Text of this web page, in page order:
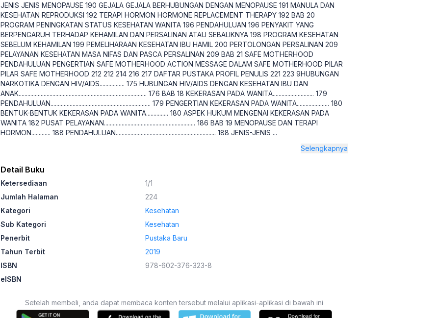
JENIS JENIS MENOPAUSE 190 GEJALA GEJALA BERHUBUNGAN DENGAN MENOPAUSE 191 MANULA DAN
KESEHATAN REPRODUKSI 192 TERAPI HORMON HORMONE REPLACEMENT THERAPY 192 BAB 20
PROGRAM PENINGKATAN STATUS KESEHATAN WANITA 196 PENDAHULUAN 196 PENYAKIT YANG
BERPENGARUH TERHADAP KEHAMILAN DAN PERSALINAN ATAU SEBALIKNYA 198 PROGRAM KESEHATAN
SEBELUM KEHAMILAN 199 PEMELIHARAAN KESEHATAN IBU HAMIL 200 PERTOLONGAN PERSALINAN 209
PELAYANAN KESEHATAN MASA NIFAS DAN PASCA PERSALINAN 209 BAB 21 SAFE MOTHERHOOD
PENDAHULUAN PENGERTIAN SAFE MOTHERHOOD ACTION MESSAGE DALAM SAFE MOTHERHOOD PILAR
PILAR SAFE MOTHERHOOD 212 212 214 216 217 DAFTAR PUSTAKA PROFIL PENULIS 221 223 9HUBUNGAN
NARKOTIKA DENGAN HIV/AIDS................. 175 HUBUNGAN HIV/AIDS DENGAN KESEHATAN IBU DAN
ANAK....................................................................................... 176 BAB 18 KEKERASAN PADA WANITA............................ 179
PENDAHULUAN.................................................................... 179 PENGERTIAN KEKERASAN PADA WANITA...................... 180
BENTUK-BENTUK KEKERASAN PADA WANITA............... 180 ASPEK HUKUM MENGENAI KEKERASAN PADA
WANITA 182 PUSAT PELAYANAN.............................................................. 186 BAB 19 MENOPAUSE DAN TERAPI
HORMON............. 188 PENDAHULUAN.................................................................... 188 JENIS-JENIS ...
Selengkapnya
Detail Buku
Ketersediaan
1/1
Jumlah Halaman
224
Kategori
Kesehatan
Sub Kategori
Kesehatan
Penerbit
Pustaka Baru
Tahun Terbit
2019
ISBN
978-602-376-323-8
eISBN
Setelah membeli, anda dapat membaca konten tersebut melalui aplikasi-aplikasi di bawah ini